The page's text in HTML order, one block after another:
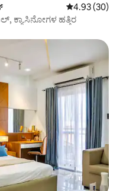
5 ರಲ್ಲಿ 4.93
4.93 (30)
ಕ್ಯಾಸಿನೋಗಳ ಹತ್ತಿರ